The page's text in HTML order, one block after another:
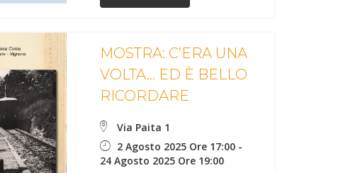
MOSTRA: C’ERA UNA
VOLTA… ED È BELLO
RICORDARE
Via Paita 1
2 Agosto 2025 Ore 17:00-
24 Agosto 2025 Ore 19:00